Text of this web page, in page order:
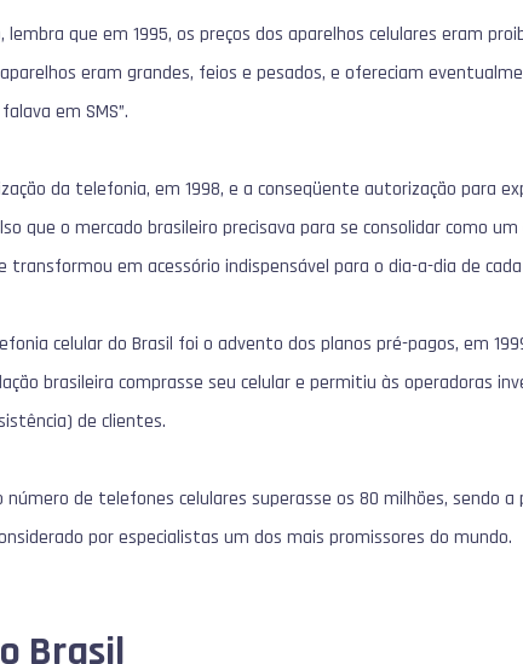
que em 1995, os preços dos aparelhos celulares eram
eram grandes, feios e pesados, e ofereciam
em SMS”.
da telefonia, em 1998, e a conseqüente autorização para
que o mercado brasileiro precisava para se consolidar como
em acessório indispensável para o dia-a-dia de cada
celular do Brasil foi o advento dos planos pré-pagos, em
brasileira comprasse seu celular e permitiu às operadoras
de clientes.
de telefones celulares superasse os 80 milhões, sendo
por especialistas um dos mais promissores do mundo.
Brasil